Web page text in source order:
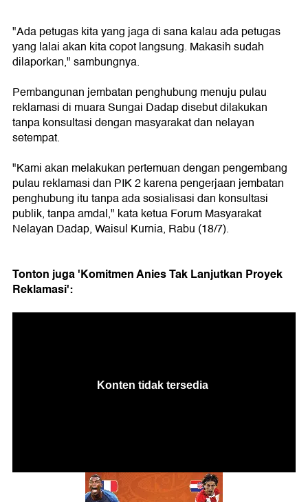
"Ada petugas kita yang jaga di sana kalau ada petugas
yang lalai akan kita copot langsung. Makasih sudah
dilaporkan," sambungnya.
Pembangunan jembatan penghubung menuju pulau
reklamasi di muara Sungai Dadap disebut dilakukan
tanpa konsultasi dengan masyarakat dan nelayan
setempat.
"Kami akan melakukan pertemuan dengan pengembang
pulau reklamasi dan PIK 2 karena pengerjaan jembatan
penghubung itu tanpa ada sosialisasi dan konsultasi
publik, tanpa amdal," kata ketua Forum Masyarakat
Nelayan Dadap, Waisul Kurnia, Rabu (18/7).
Tonton juga 'Komitmen Anies Tak Lanjutkan Proyek
Reklamasi':